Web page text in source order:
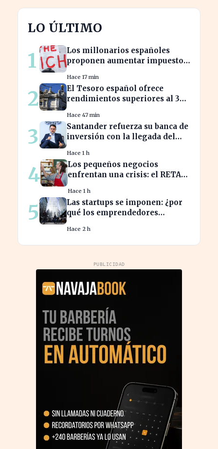
LO ÚLTIMO
1
Los millonarios españoles
proponen aumentar impuestos
económica
Hace 17 min
2
El Tesoro español ofrece
rendimientos superiores al 3%
Hace 47 min
3
Santander refuerza su banca de
inversión con la llegada del
Hace 1 h
4
Los pequeños negocios
enfrentan una crisis: el RETA
Hace 1 h
5
Las startups se imponen: ¿por
qué los emprendedores
rezagados?
Hace 2 h
PUBLICIDAD